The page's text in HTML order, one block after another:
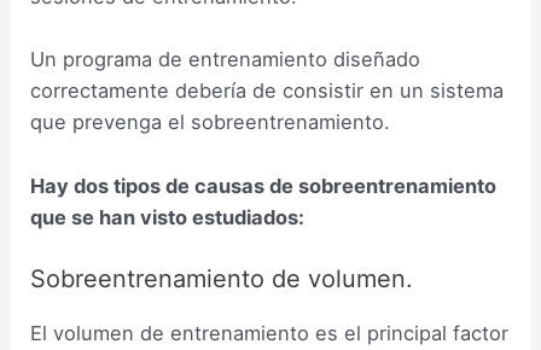
Un programa de entrenamiento diseñado
correctamente debería de consistir en un sistema
que prevenga el sobreentrenamiento.
Hay dos tipos de causas de sobreentrenamiento
que se han visto estudiados:
Sobreentrenamiento de volumen.
El volumen de entrenamiento es el principal factor